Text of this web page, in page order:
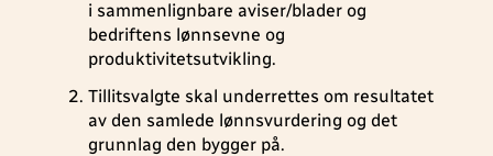
i sammenlignbare aviser/blader og
bedriftens lønnsevne og
produktivitetsutvikling.
Tillitsvalgte skal underrettes om resultatet
av den samlede lønnsvurdering og det
grunnlag den bygger på.